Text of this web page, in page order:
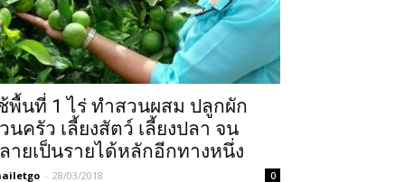
พื้นที่ 1 ไร่ ทำสวนผสม ปลูกผัก
นครัว เลี้ยงสัตว์ เลี้ยงปลา จน
ายเป็นรายได้หลักอีกทางหนึ่ง
- 28/03/2018 0